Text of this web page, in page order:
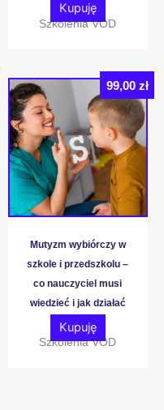
Kupuję
Szkolenia VOD
Mutyzm wybiórczy w
szkole i przedszkolu –
co nauczyciel musi
wiedzieć i jak działać
99,00 zł
Kupuję
Szkolenia VOD